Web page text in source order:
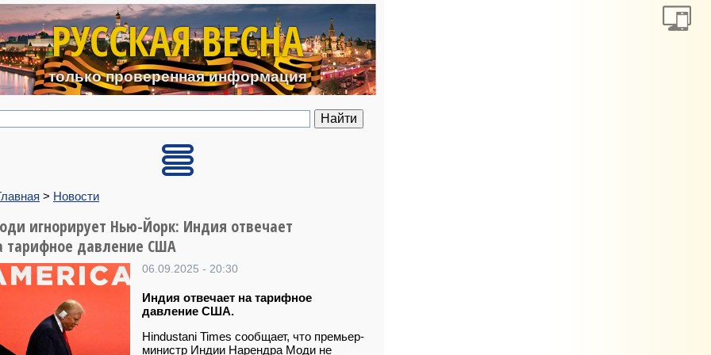
Перейти к основному содержанию
РУССКАЯ ВЕСНА
только проверенная информация
> Новости
игнорирует Нью-Йорк: Индия отвечает
тарифное давление США
06.09.2025 - 20:30
Индия отвечает на тарифное
давление США.
Hindustani Times сообщает, что премьер-
министр Индии Нарендра Моди не